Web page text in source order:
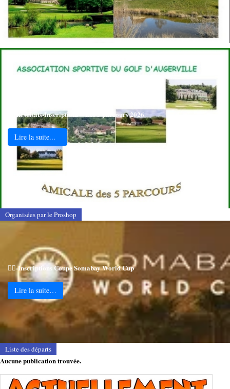
🏌️‍♂️Résultats-Inscriptions – Les 5 parcours 2026
Lire la suite...
Organisées par le Proshop
🏌️‍♂️-Inscriptions Coupe Somabay World Cup
Lire la suite…
Liste des départs
Aucune publication trouvée.